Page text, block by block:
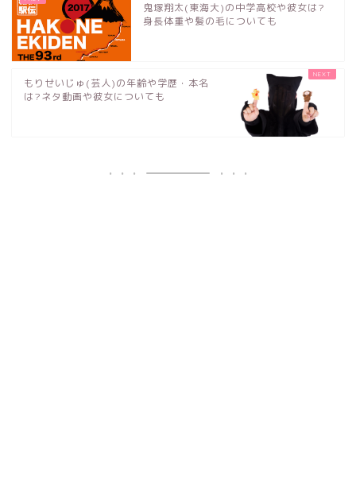
鬼塚翔太(東海大)の中学高校や彼女は?
身長体重や髪の毛についても
もりせいじゅ(芸人)の年齢や学歴・本名
は?ネタ動画や彼女についても